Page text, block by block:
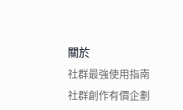
關於
社群最強使用指南
社群創作有價企劃